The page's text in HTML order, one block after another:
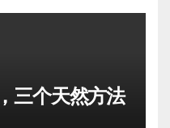
三个天然方法